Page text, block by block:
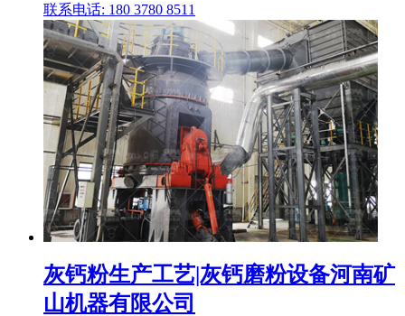
联系电话: 180 3780 8511
灰钙粉生产工艺|灰钙磨粉设备河南矿
山机器有限公司